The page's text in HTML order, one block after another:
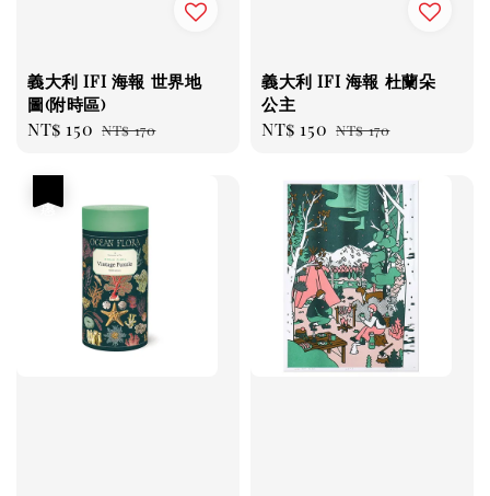
義大利 IFI 海報 世界地
圖(附時區)
Sale
NT$ 150 Regular
NT$ 170
義大利 IFI 海報 杜蘭朵
公主
Sale
NT$ 150 Regular
NT$ 170